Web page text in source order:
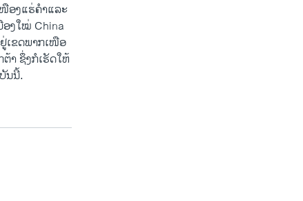
ອ​ງ​ແຮ່​ຄຳ​ແລະ​
ອງ​ໃໝ່ China
ເຂດ​ພາກ​ເໜືອ​
າ ຊຶ່ງ​ກໍ​ເຮັດ​ໃຫ້
ນ​ນີ້.